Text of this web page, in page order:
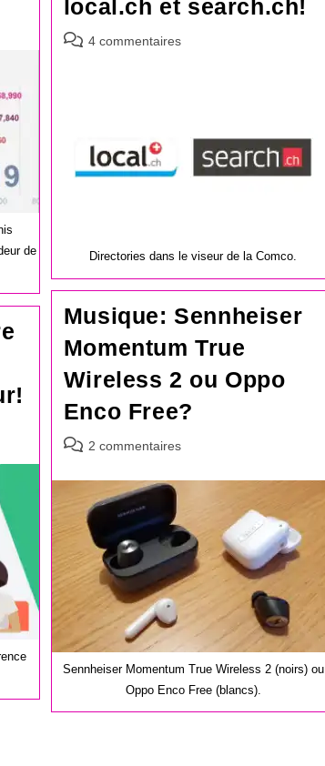
de
local.ch et search.ch!
Commentaires
4 commentaires
Directories dans le viseur de la Comco.
Musique: Sennheiser
Momentum True
Wireless 2 ou Oppo
Enco Free?
Commentaires
la
publication :
2 commentaires
Sennheiser Momentum True Wireless 2 (noirs) ou
Oppo Enco Free (blancs).